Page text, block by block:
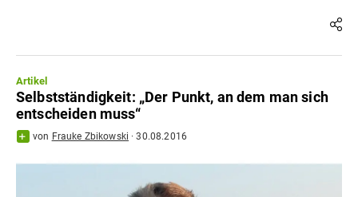
Artikel
Selbstständigkeit: „Der Punkt, an dem man sich
entscheiden muss“
von Frauke Zbikowski ·30.08.2016